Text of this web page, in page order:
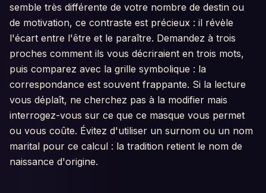
semble très différente de votre nombre de destin ou
de motivation, ce contraste est précieux : il révèle
l'écart entre l'être et le paraître. Demandez à trois
proches comment ils vous décriraient en trois mots,
puis comparez avec la grille symbolique : la
correspondance est souvent frappante. Si la lecture
vous déplaît, ne cherchez pas à la modifier mais
interrogez-vous sur ce que ce masque vous permet
ou vous coûte. Évitez d'utiliser un surnom ou un nom
marital pour ce calcul : la tradition retient le nom de
naissance d'origine.